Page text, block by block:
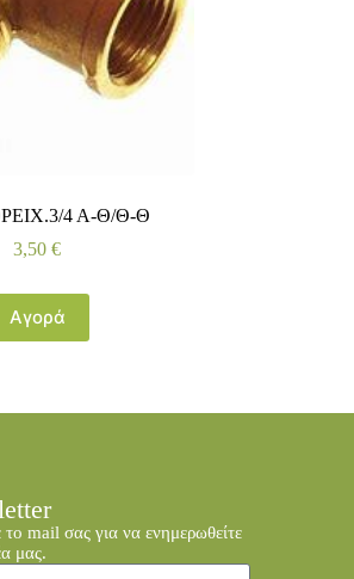
4 Α-Θ/Θ-Θ
3,50€
Αγορά
το mail σας για να ενημερωθείτε
μας.